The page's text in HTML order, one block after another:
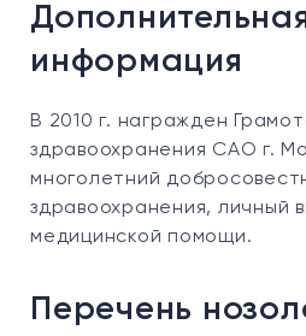
информация
В 2010 г. награжден
здравоохранения САО г.
многолетний
здравоохранения, личный
медицинской помощи.
Перечень